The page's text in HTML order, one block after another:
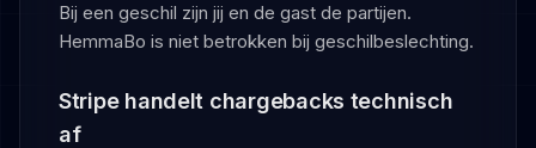
Bij een geschil zijn jij en de gast de partijen.
HemmaBo is niet betrokken bij geschilbeslechting.
Stripe handelt chargebacks technisch
af